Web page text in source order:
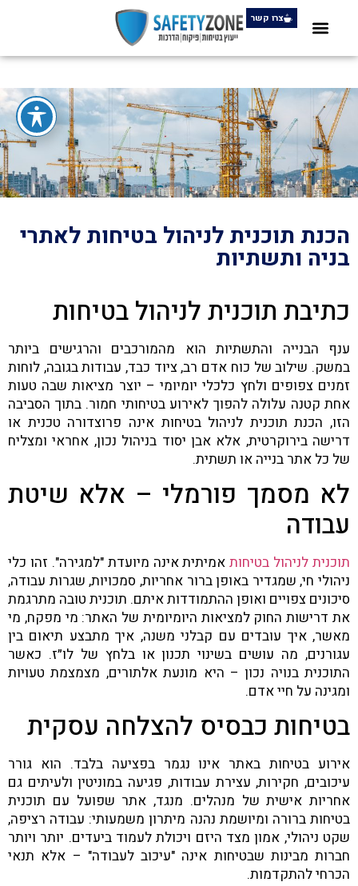
צרו קשר
הכנת תוכנית לניהול בטיחות לאתרי
בניה ותשתיות
כתיבת תוכנית לניהול בטיחות
ענף הבנייה והתשתיות הוא מהמורכבים והרגישים ביותר
במשק. שילוב של כוח אדם רב, ציוד כבד, עבודות בגובה, לוחות
זמנים צפופים ולחץ כלכלי יומיומי – יוצר מציאות שבה טעות
אחת קטנה עלולה להפוך לאירוע בטיחותי חמור. בתוך הסביבה
הזו, הכנת תוכנית לניהול בטיחות אינה פרוצדורה טכנית או
דרישה בירוקרטית, אלא אבן יסוד בניהול נכון, אחראי ומצליח
של כל אתר בנייה או תשתית.
לא מסמך פורמלי – אלא שיטת
עבודה
תוכנית לניהול בטיחותאמיתית אינה מיועדת "למגירה". זהו כלי
ניהולי חי, שמגדיר באופן ברור אחריות, סמכויות, שגרות עבודה,
סיכונים צפויים ואופן ההתמודדות איתם. תוכנית טובה מתרגמת
את דרישות החוק למציאות היומיומית של האתר: מי מפקח, מי
מאשר, איך עובדים עם קבלני משנה, איך מתבצע תיאום בין
עגורנים, מה עושים בשינוי תכנון או בלחץ של לו״ז. כאשר
התוכנית בנויה נכון – היא מונעת אלתורים, מצמצמת טעויות
ומגינה על חיי אדם.
בטיחות כבסיס להצלחה עסקית
אירוע בטיחות באתר אינו נגמר בפציעה בלבד. הוא גורר
עיכובים, חקירות, עצירת עבודות, פגיעה במוניטין ולעיתים גם
אחריות אישית של מנהלים. מנגד, אתר שפועל עם תוכנית
בטיחות ברורה ומיושמת נהנה מיתרון משמעותי: עבודה רציפה,
שקט ניהולי, אמון מצד היזם ויכולת לעמוד ביעדים. יותר ויותר
חברות מבינות שבטיחות אינה "עיכוב לעבודה" – אלא תנאי
הכרחי להתקדמות.